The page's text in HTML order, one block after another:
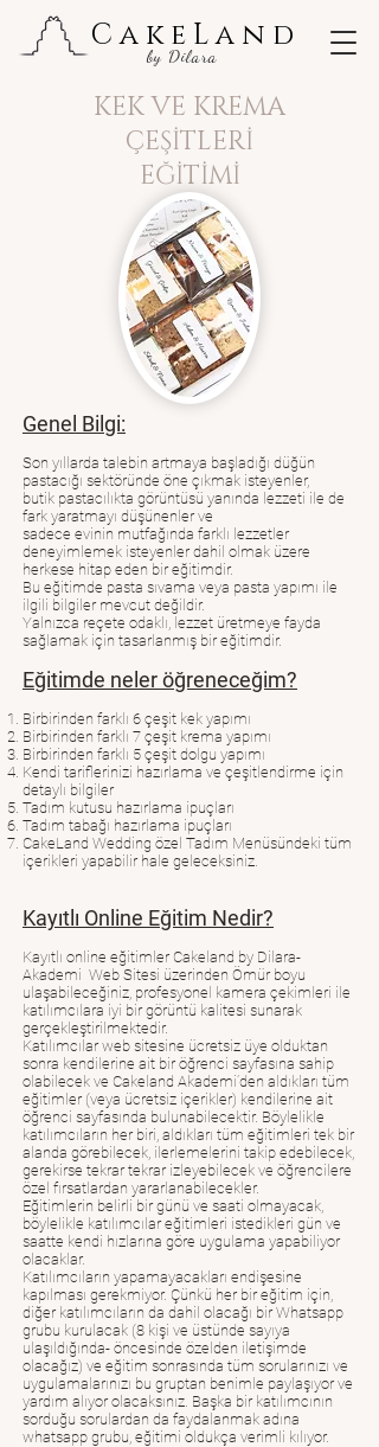
CakeLand
by Dilara
KEK VE KREMA
ÇEŞİTLERİ
EĞİTİMİ
Genel Bilgi:
Son yıllarda talebin artmaya başladığı düğün
pastacığı sektöründe öne çıkmak isteyenler,
butik pastacılıkta görüntüsü yanında lezzeti ile de
fark yaratmayı düşünenler ve
sadece evinin mutfağında farklı lezzetler
deneyimlemek isteyenler dahil olmak üzere
herkese hitap eden bir eğitimdir.
Bu eğitimde pasta sıvama veya pasta yapımı ile
ilgili bilgiler mevcut değildir.
Yalnızca reçete odaklı, lezzet üretmeye fayda
sağlamak için tasarlanmış bir eğitimdir.
Eğitimde neler öğreneceğim?
Birbirinden farklı 6 çeşit kek yapımı
Birbirinden farklı 7 çeşit krema yapımı
Birbirinden farklı 5 çeşit dolgu yapımı
Kendi tariflerinizi hazırlama ve çeşitlendirme için
detaylı bilgiler
Tadım kutusu hazırlama ipuçları
Tadım tabağı hazırlama ipuçları
CakeLand Wedding özel Tadım Menüsündeki tüm
içerikleri yapabilir hale geleceksiniz.
Kayıtlı Online Eğitim Nedir?
Kayıtlı online eğitimler Cakeland by Dilara-
Akademi Web Sitesi üzerinden Ömür boyu
ulaşabileceğiniz, profesyonel kamera çekimleri ile
katılımcılara iyi bir görüntü kalitesi sunarak
gerçekleştirilmektedir.
Katılımcılar web sitesine ücretsiz üye olduktan
sonra kendilerine ait bir öğrenci sayfasına sahip
olabilecek ve Cakeland Akademi’den aldıkları tüm
eğitimler (veya ücretsiz içerikler) kendilerine ait
öğrenci sayfasında bulunabilecektir. Böylelikle
katılımcıların her biri, aldıkları tüm eğitimleri tek bir
alanda görebilecek, ilerlemelerini takip edebilecek,
gerekirse tekrar tekrar izleyebilecek ve öğrencilere
özel fırsatlardan yararlanabilecekler.
Eğitimlerin belirli bir günü ve saati olmayacak,
böylelikle katılımcılar eğitimleri istedikleri gün ve
saatte kendi hızlarına göre uygulama yapabiliyor
olacaklar.
Katılımcıların yapamayacakları endişesine
kapılması gerekmiyor. Çünkü her bir eğitim için,
diğer katılımcıların da dahil olacağı bir Whatsapp
grubu kurulacak (8 kişi ve üstünde sayıya
ulaşıldığında- öncesinde özelden iletişimde
olacağız) ve eğitim sonrasında tüm sorularınızı ve
uygulamalarınızı bu gruptan benimle paylaşıyor ve
yardım alıyor olacaksınız. Başka bir katılımcının
sorduğu sorulardan da faydalanmak adına
whatsapp grubu, eğitimi oldukça verimli kılıyor.